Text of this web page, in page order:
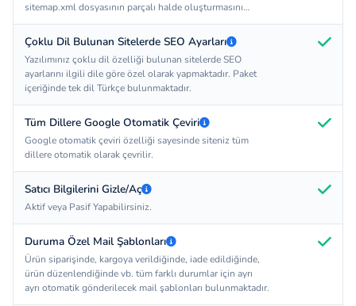
sitemap.xml dosyasının parçalı halde oluşturmasını
sağlamaktadır.
Çoklu Dil Bulunan Sitelerde SEO Ayarları
Yazılımınız çoklu dil özelliği bulunan sitelerde SEO
ayarlarını ilgili dile göre özel olarak yapmaktadır. Paket
içeriğinde tek dil Türkçe bulunmaktadır.
Tüm Dillere Google Otomatik Çeviri
Google otomatik çeviri özelliği sayesinde siteniz tüm
dillere otomatik olarak çevrilir.
Satıcı Bilgilerini Gizle/Aç
Aktif veya Pasif Yapabilirsiniz.
Duruma Özel Mail Şablonları
Ürün siparişinde, kargoya verildiğinde, iade edildiğinde,
ürün düzenlendiğinde vb. tüm farklı durumlar için ayrı
ayrı otomatik gönderilecek mail şablonları bulunmaktadır.